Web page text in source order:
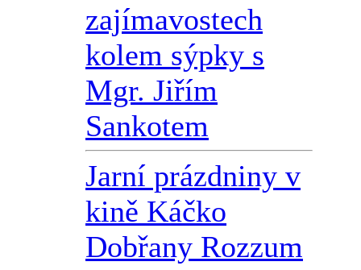
zajímavostech
kolem sýpky s
Mgr. Jiřím
Sankotem
Jarní prázdniny v
kině Káčko
Dobřany Rozzum